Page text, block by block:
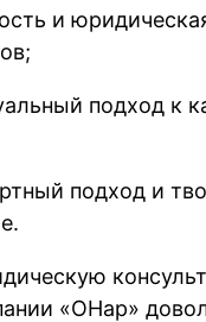
и
подход к
подход и
«ОНар»